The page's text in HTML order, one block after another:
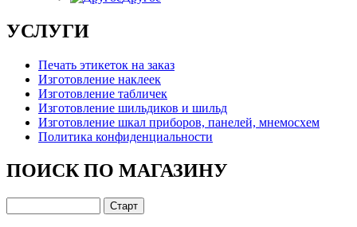
УСЛУГИ
Печать этикеток на заказ
Изготовление наклеек
Изготовление табличек
Изготовление шильдиков и шильд
Изготовление шкал приборов, панелей, мнемосхем
Политика конфиденциальности
ПОИСК ПО МАГАЗИНУ